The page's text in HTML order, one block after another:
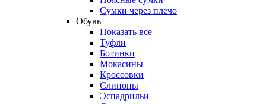
Сумки через плечо
Обувь
Показать все
Туфли
Ботинки
Мокасины
Кроссовки
Слипоны
Эспадрильи